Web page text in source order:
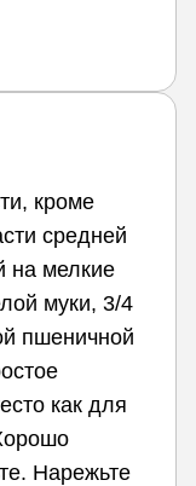
кроме
средней
на мелкие
муки, 3/4
пшеничной
как для
Нарежьте